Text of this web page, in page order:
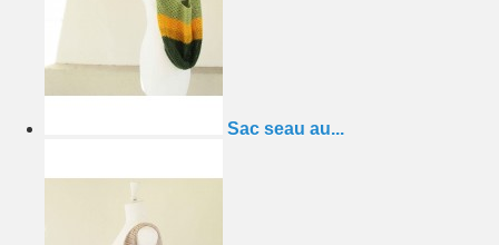
Sac seau au...